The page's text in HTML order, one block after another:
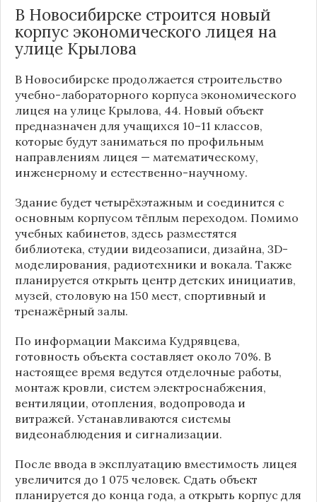
В Новосибирске строится новый
корпус экономического лицея на
улице Крылова
В Новосибирске продолжается строительство
учебно-лабораторного корпуса экономического
лицея на улице Крылова, 44. Новый объект
предназначен для учащихся 10–11 классов,
которые будут заниматься по профильным
направлениям лицея — математическому,
инженерному и естественно-научному.
Здание будет четырёхэтажным и соединится с
основным корпусом тёплым переходом. Помимо
учебных кабинетов, здесь разместятся
библиотека, студии видеозаписи, дизайна, 3D-
моделирования, радиотехники и вокала. Также
планируется открыть центр детских инициатив,
музей, столовую на 150 мест, спортивный и
тренажёрный залы.
По информации Максима Кудрявцева,
готовность объекта составляет около 70%. В
настоящее время ведутся отделочные работы,
монтаж кровли, систем электроснабжения,
вентиляции, отопления, водопровода и
витражей. Устанавливаются системы
видеонаблюдения и сигнализации.
После ввода в эксплуатацию вместимость лицея
увеличится до 1 075 человек. Сдать объект
планируется до конца года, а открыть корпус для